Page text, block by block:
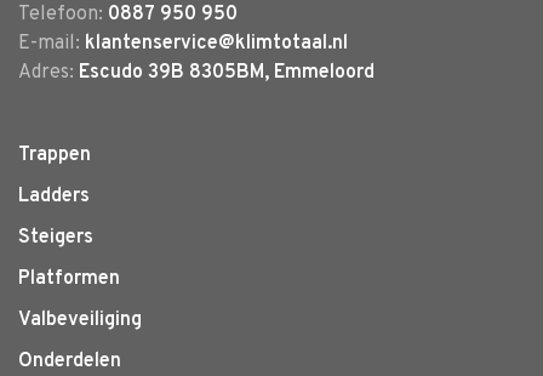
Telefoon: 0887 950 950
E-mail: klantenservice@klimtotaal.nl
Adres: Escudo 39B 8305BM, Emmeloord
Trappen
Ladders
Steigers
Platformen
Valbeveiliging
Onderdelen